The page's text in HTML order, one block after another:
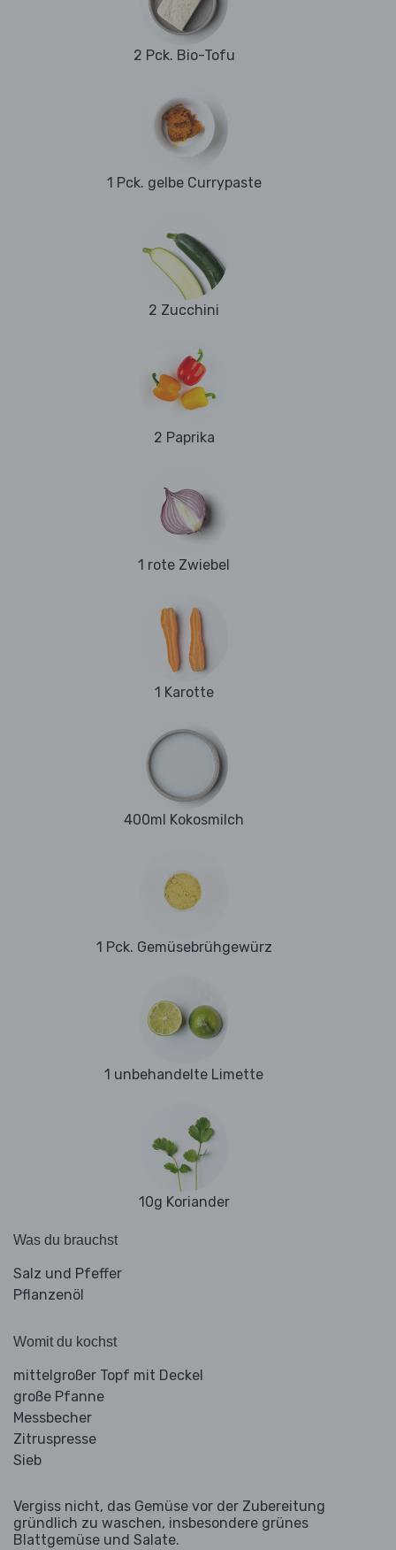
2 Pck. Bio-Tofu
1 Pck. gelbe Currypaste
2 Zucchini
2 Paprika
1 rote Zwiebel
1 Karotte
400ml Kokosmilch
1 Pck. Gemüsebrühgewürz
1 unbehandelte Limette
10g Koriander
Was du brauchst
Salz und Pfeffer
Pflanzenöl
Womit du kochst
mittelgroßer Topf mit Deckel
große Pfanne
Messbecher
Zitruspresse
Sieb
Vergiss nicht, das Gemüse vor der Zubereitung
gründlich zu waschen, insbesondere grünes
Blattgemüse und Salate.